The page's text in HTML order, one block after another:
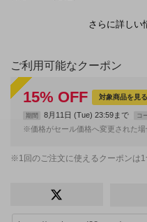
さらに詳しい
ご利用可能なクーポン
15% OFF 対象商品を見る
期間 8月11日 (Tue) 23:59まで コ
※価格がセール価格へ変更された
※1回のご注文に使えるクーポンは1